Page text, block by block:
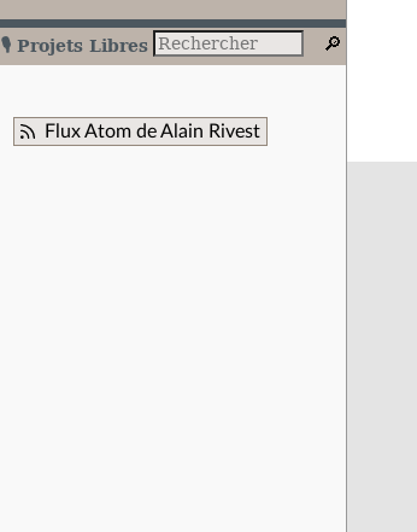
🎙️ Projets Libres
Flux Atom de Alain Rivest